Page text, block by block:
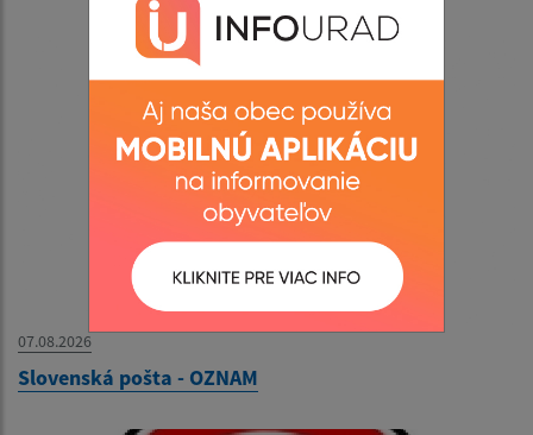
07.08.2026
Slovenská pošta - OZNAM